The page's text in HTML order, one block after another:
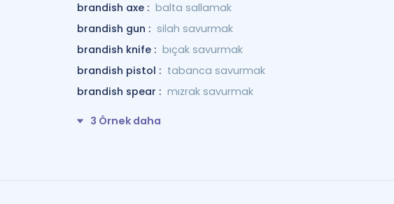
brandish axe : balta sallamak
brandish gun : silah savurmak
brandish knife : bıçak savurmak
brandish pistol : tabanca savurmak
brandish spear : mızrak savurmak
3 Örnek daha